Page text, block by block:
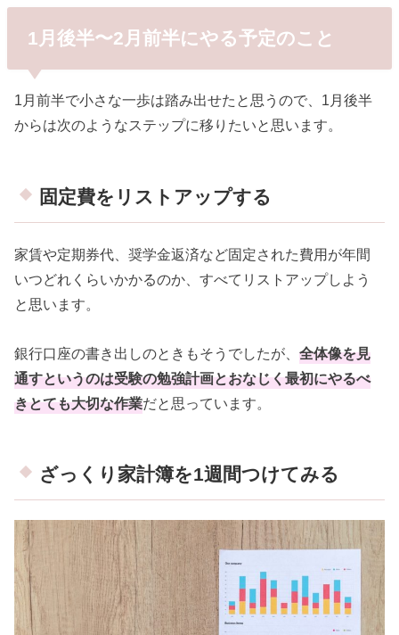
1月後半〜2月前半にやる予定のこと
1月前半で小さな一歩は踏み出せたと思うので、1月後半
からは次のようなステップに移りたいと思います。
固定費をリストアップする
家賃や定期券代、奨学金返済など固定された費用が年間
いつどれくらいかかるのか、すべてリストアップしよう
と思います。
銀行口座の書き出しのときもそうでしたが、全体像を見
通すというのは受験の勉強計画とおなじく最初にやるべ
きとても大切な作業だと思っています。
ざっくり家計簿を1週間つけてみる